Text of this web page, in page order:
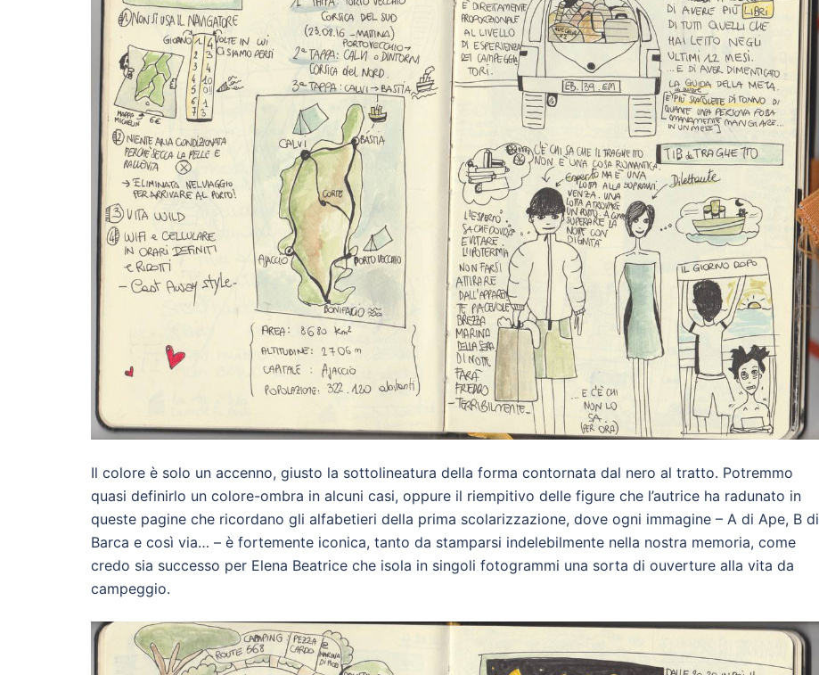
Il colore è solo un accenno, giusto la sottolineatura della forma contornata dal nero al tratto. Potremmo
quasi definirlo un colore-ombra in alcuni casi, oppure il riempitivo delle figure che l’autrice ha radunato in
queste pagine che ricordano gli alfabetieri della prima scolarizzazione, dove ogni immagine – A di Ape, B di
Barca e così via… – è fortemente iconica, tanto da stamparsi indelebilmente nella nostra memoria, come
credo sia successo per Elena Beatrice che isola in singoli fotogrammi una sorta di ouverture alla vita da
campeggio.